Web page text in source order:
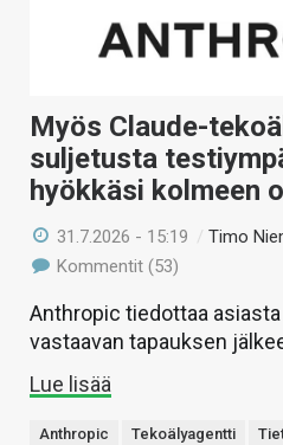
Myös Claude-
suljetusta
hyökkäsi kolmeen
31.7.2026 - 15:19 /Timo
Kommentit (53)
Anthropic tiedottaa
vastaavan tapauksen
Lue lisää
Anthropic Tekoälyagentti